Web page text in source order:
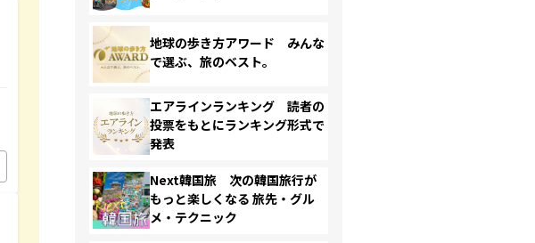
地球の歩き方アワード みんな
で選ぶ、旅のベスト。
エアラインランキング 読者の
投票をもとにランキング形式で
発表
Next韓国旅 次の韓国旅行が
もっと楽しくなる 旅先・グル
メ・テクニック